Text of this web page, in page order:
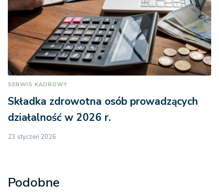
SERWIS KADROWY
Składka zdrowotna osób prowadzących
działalność w 2026 r.
23 styczeń 2026
Podobne